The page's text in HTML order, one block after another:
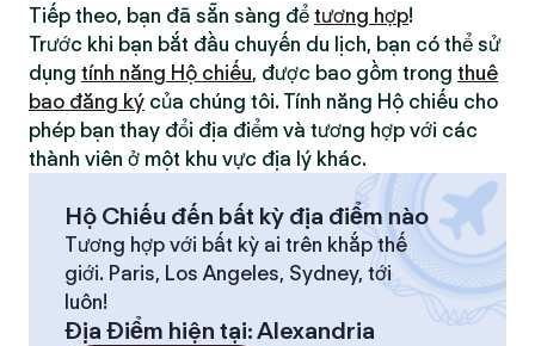
Tiếp theo, bạn đã sẵn sàng để tương hợp!
Trước khi bạn bắt đầu chuyến du lịch, bạn có thể sử
dụng tính năng Hộ chiếu, được bao gồm trong thuê
bao đăng ký của chúng tôi. Tính năng Hộ chiếu cho
phép bạn thay đổi địa điểm và tương hợp với các
thành viên ở một khu vực địa lý khác.
Hộ Chiếu đến bất kỳ địa điểm nào
Tương hợp với bất kỳ ai trên khắp thế
giới. Paris, Los Angeles, Sydney, tới
luôn!
Địa Điểm hiện tại:Alexandria